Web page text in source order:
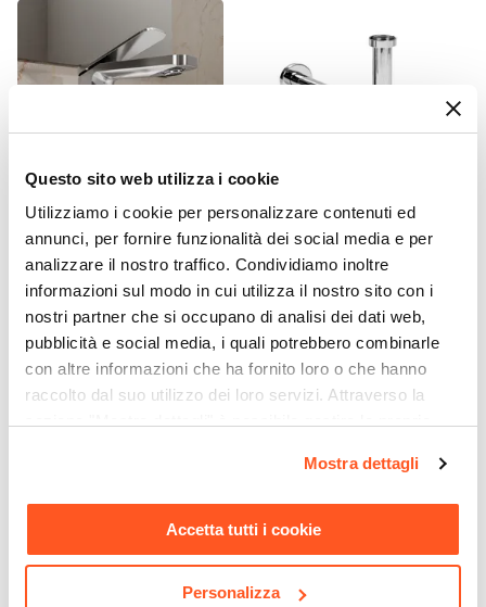
Questo sito web utilizza i cookie
Utilizziamo i cookie per personalizzare contenuti ed
annunci, per fornire funzionalità dei social media e per
analizzare il nostro traffico. Condividiamo inoltre
informazioni sul modo in cui utilizza il nostro sito con i
nostri partner che si occupano di analisi dei dati web,
pubblicità e social media, i quali potrebbero combinarle
con altre informazioni che ha fornito loro o che hanno
raccolto dal suo utilizzo dei loro servizi. Attraverso la
momento. Per maggiori informazioni si invita a leggere la
Mostra dettagli
Accetta tutti i cookie
Personalizza
CODICE:WNG-LV
Miscelatore lavabo in ottone
cromo – Wing
€ 71,00
CODICE:SIFTC
Sifone di scarico tondo
universale in ottone
€ 22,00